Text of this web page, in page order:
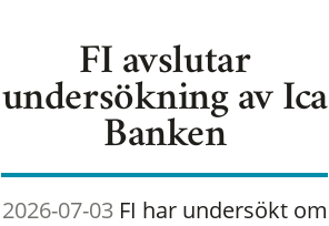
FI avslutar
undersökning av Ica
Banken
2026-07-03FI har undersökt om